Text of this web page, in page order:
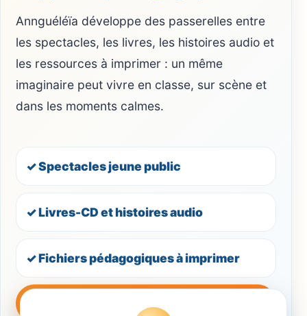
Annguéléïa développe des passerelles entre
les spectacles, les livres, les histoires audio et
les ressources à imprimer : un même
imaginaire peut vivre en classe, sur scène et
dans les moments calmes.
✓ Spectacles jeune public
✓ Livres-CD et histoires audio
✓ Fichiers pédagogiques à imprimer